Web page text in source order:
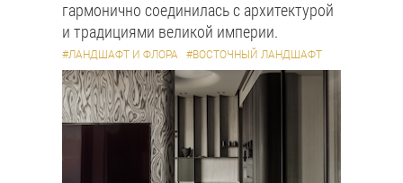
гармонично соединилась с архитектурой
и традициями великой империи.
#ЛАНДШАФТ И ФЛОРА #ВОСТОЧНЫЙ ЛАНДШАФТ